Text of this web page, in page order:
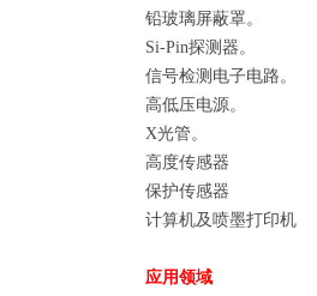
铅玻璃屏蔽罩。
Si-Pin探测器。
信号检测电子电路。
高低压电源。
X光管。
高度传感器
保护传感器
计算机及喷墨打印机
应用领域